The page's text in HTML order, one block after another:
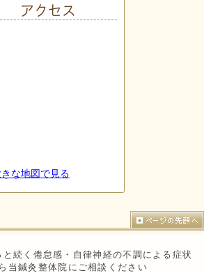
アクセス
きな地図で見る
続く倦怠感・自律神経の不調による症状
当鍼灸整体院にご相談ください